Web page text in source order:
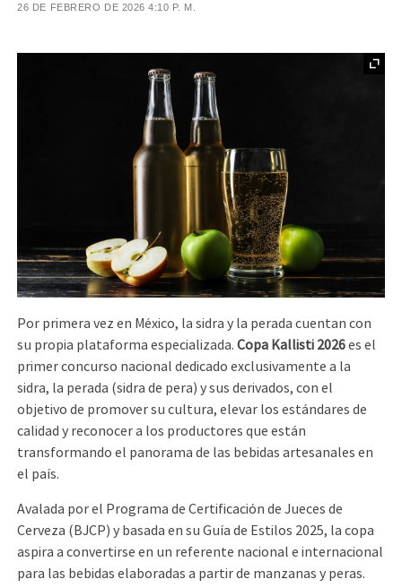
26 DE FEBRERO DE 2026 4:10 P. M.
Por primera vez en México, la sidra y la perada cuentan con
su propia plataforma especializada.Copa Kallisti 2026es el
primer concurso nacional dedicado exclusivamente a la
sidra, la perada (sidra de pera) y sus derivados, con el
objetivo de promover su cultura, elevar los estándares de
calidad y reconocer a los productores que están
transformando el panorama de las bebidas artesanales en
el país.
Avalada por el Programa de Certificación de Jueces de
Cerveza (BJCP) y basada en su Guía de Estilos 2025, la copa
aspira a convertirse en un referente nacional e internacional
para las bebidas elaboradas a partir de manzanas y peras.